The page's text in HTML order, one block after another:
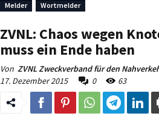
Melder Wortmelder
ZVNL: Chaos wegen
muss ein Ende haben
Von ZVNL Zweckverband für den
17. Dezember 2015
0 63